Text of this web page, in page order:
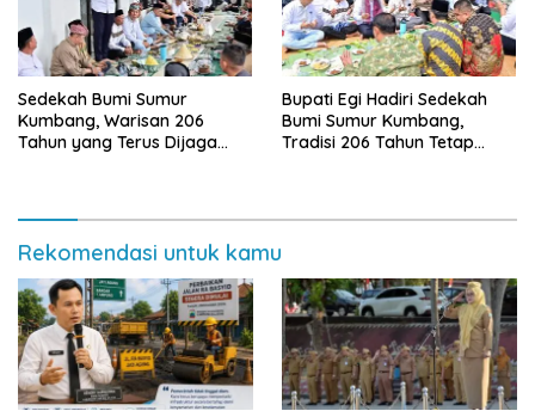
Sedekah Bumi Sumur
Kumbang, Warisan 206
Tahun yang Terus Dijaga
Bupati Egi Hadiri Sedekah
Bumi Sumur Kumbang,
Tradisi 206 Tahun Tetap
Rekomendasi untuk kamu